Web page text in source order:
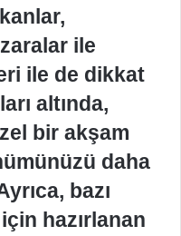
ile
ile de dikkat
altında,
bir akşam
daha
bazı
hazırlanan